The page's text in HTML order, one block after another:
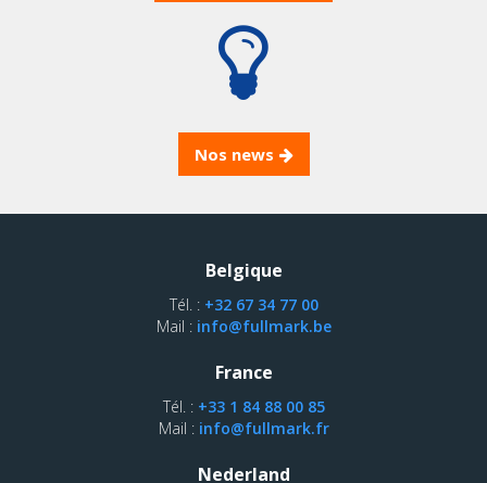
Nos news
Belgique
Tél. : +32 67 34 77 00
Mail : info@fullmark.be
France
Tél. : +33 1 84 88 00 85
Mail : info@fullmark.fr
Nederland